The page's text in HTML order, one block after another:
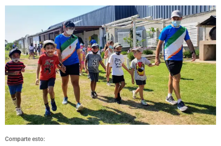
Comparte esto: